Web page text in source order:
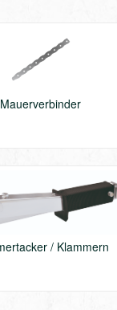
Mauerverbinder
/ Klammern